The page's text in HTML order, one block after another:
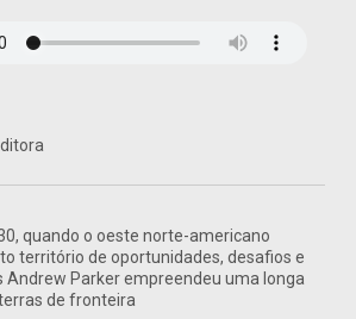
quando o oeste norte-americano
território de oportunidades, desafios e
Andrew Parker empreendeu uma longa
de fronteira